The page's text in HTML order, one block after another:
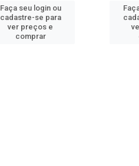
Faça seu login ou
cadastre-se para
ver preços e
comprar